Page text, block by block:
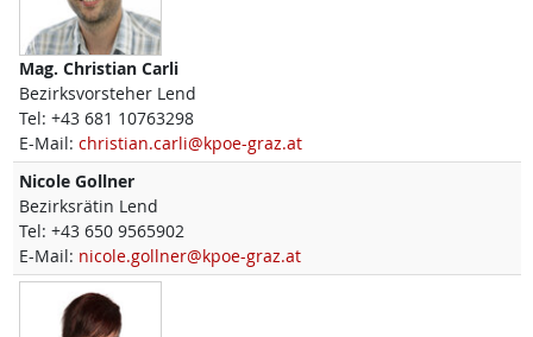
Mag. Christian Carli
Bezirksvorsteher Lend
Tel: +43 681 10763298
E-Mail: christian.carli@kpoe-graz.at
Nicole Gollner
Bezirksrätin Lend
Tel: +43 650 9565902
E-Mail: nicole.gollner@kpoe-graz.at